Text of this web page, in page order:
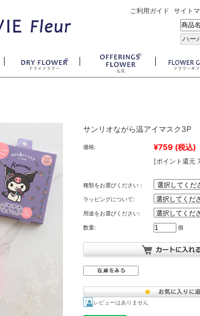
ご利用ガイド サイト
ハー
サンリオながら温アイマスク3P
価格: ¥759 (税込)
[ポイント還元
種類をお選びください：
ラッピングについて:
用途をお選びください:
数量:
個
レビューはありません